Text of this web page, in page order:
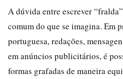
A dúvida entre escrever
comum do que se imagina. Em
portuguesa, redações,
em anúncios publicitários, é
formas grafadas de maneira